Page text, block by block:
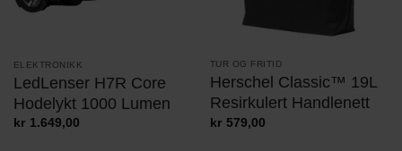
ELEKTRONIKK
LedLenser H7R Core
Hodelykt 1000 Lumen
kr 1.649,00
TUR OG FRITID
Herschel Classic™ 19L
Resirkulert Handlenett
kr 579,00